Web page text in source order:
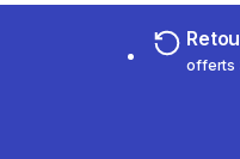
offerts